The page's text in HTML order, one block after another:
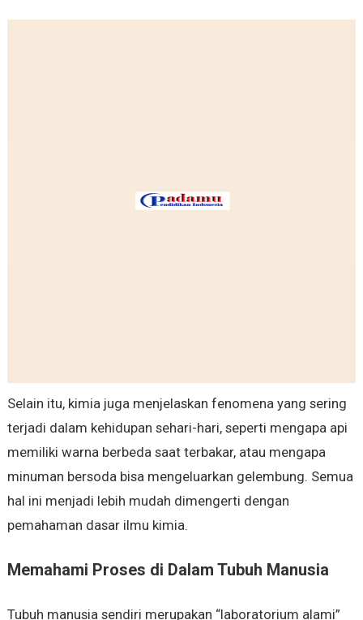
Selain itu, kimia juga menjelaskan fenomena yang sering
terjadi dalam kehidupan sehari-hari, seperti mengapa api
memiliki warna berbeda saat terbakar, atau mengapa
minuman bersoda bisa mengeluarkan gelembung. Semua
hal ini menjadi lebih mudah dimengerti dengan
pemahaman dasar ilmu kimia.
Memahami Proses di Dalam Tubuh Manusia
Tubuh manusia sendiri merupakan “laboratorium alami”